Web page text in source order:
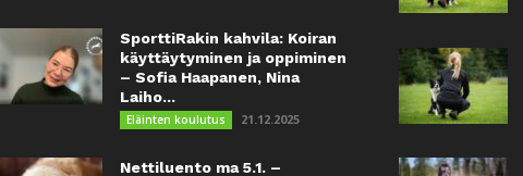
SporttiRakin kahvila: Koiran
käyttäytyminen ja oppiminen
– Sofia Haapanen, Nina
Laiho...
Eläinten koulutus 21.12.2025
Nettiluento ma 5.1. –